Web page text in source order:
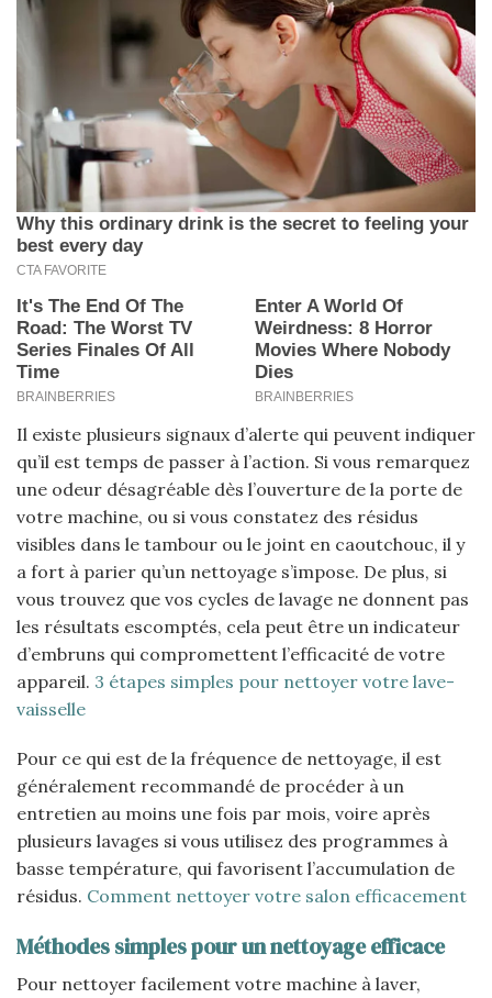
Il existe plusieurs signaux d’alerte qui peuvent indiquer
qu’il est temps de passer à l’action. Si vous remarquez
une odeur désagréable dès l’ouverture de la porte de
votre machine, ou si vous constatez des résidus
visibles dans le tambour ou le joint en caoutchouc, il y
a fort à parier qu’un nettoyage s’impose. De plus, si
vous trouvez que vos cycles de lavage ne donnent pas
les résultats escomptés, cela peut être un indicateur
d’embruns qui compromettent l’efficacité de votre
appareil. 3 étapes simples pour nettoyer votre lave-
vaisselle
Pour ce qui est de la fréquence de nettoyage, il est
généralement recommandé de procéder à un
entretien au moins une fois par mois, voire après
plusieurs lavages si vous utilisez des programmes à
basse température, qui favorisent l’accumulation de
résidus. Comment nettoyer votre salon efficacement
Méthodes simples pour un nettoyage efficace
Pour nettoyer facilement votre machine à laver,